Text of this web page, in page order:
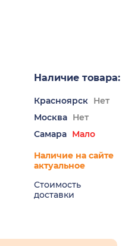
Наличие товара:
Красноярск Нет
Москва Нет
Самара Мало
Наличие на сайте
актуальное
Стоимость
доставки